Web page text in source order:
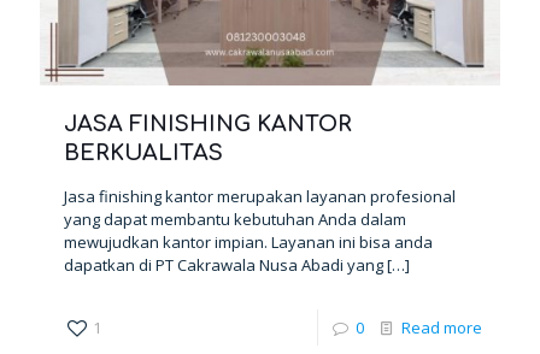
JASA FINISHING KANTOR
BERKUALITAS
Jasa finishing kantor merupakan layanan profesional
yang dapat membantu kebutuhan Anda dalam
mewujudkan kantor impian. Layanan ini bisa anda
dapatkan di PT Cakrawala Nusa Abadi yang[…]
1 0 Read more